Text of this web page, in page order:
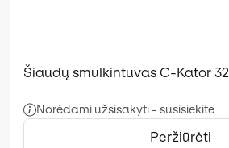
Šiaudų smulkintuvas C-Kator 32
Norėdami užsisakyti - susisiekite
Peržiūrėti